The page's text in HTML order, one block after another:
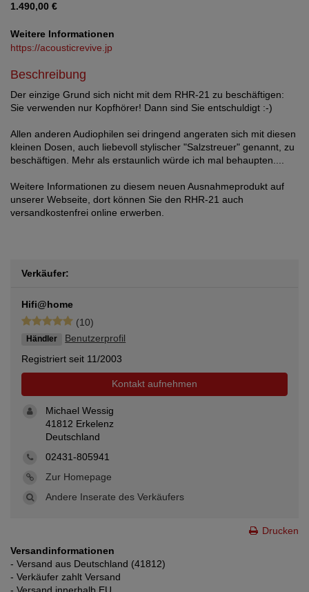
1.490,00 €
Weitere Informationen
https://acousticrevive.jp
Beschreibung
Der einzige Grund sich nicht mit dem RHR-21 zu beschäftigen:
Sie verwenden nur Kopfhörer! Dann sind Sie entschuldigt :-)
Allen anderen Audiophilen sei dringend angeraten sich mit diesen
kleinen Dosen, auch liebevoll stylischer "Salzstreuer" genannt, zu
beschäftigen. Mehr als erstaunlich würde ich mal behaupten....
Weitere Informationen zu diesem neuen Ausnahmeprodukt auf
unserer Webseite, dort können Sie den RHR-21 auch
versandkostenfrei online erwerben.
Verkäufer:
Hifi@home
(10)
Händler
Benutzerprofil
Registriert seit 11/2003
Kontakt aufnehmen
Michael Wessig
41812 Erkelenz
Deutschland
02431-805941
Zur Homepage
Andere Inserate des Verkäufers
Drucken
Versandinformationen
- Versand aus Deutschland (41812)
- Verkäufer zahlt Versand